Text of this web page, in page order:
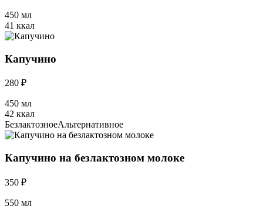
450 мл
41 ккал
Капучино
280 ₽
450 мл
42 ккал
БезлактозноеАльтернативное
Капучино на безлактозном молоке
350 ₽
550 мл